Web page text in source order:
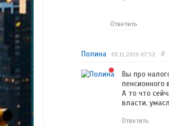
Ответить
Полина 03.11.2019 07:52 #
Вы про
пенсионного
А то что
власти,
Ответить